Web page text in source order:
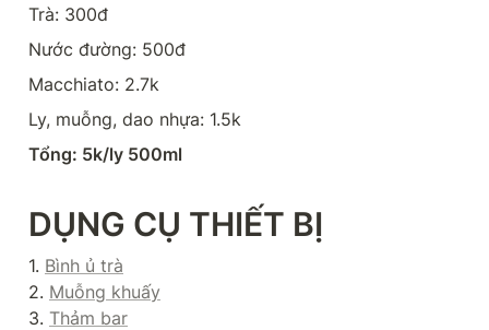
Trà: 300đ
Nước đường: 500đ
Macchiato: 2.7k
Ly, muỗng, dao nhựa: 1.5k
Tổng: 5k/ly 500ml
DỤNG CỤ THIẾT BỊ
1. Bình ủ trà
2. Muỗng khuấy
3. Thảm bar